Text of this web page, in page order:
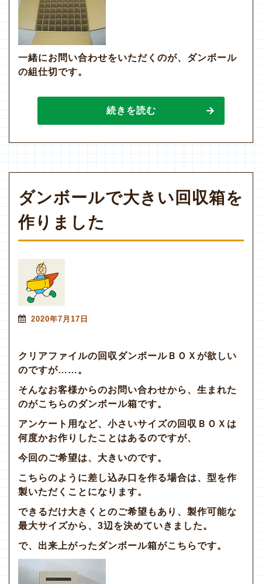
一緒にお問い合わせをいただくのが、ダンボール
の組仕切です。
続きを読む
ダンボールで大きい回収箱を
作りました
2020年7月17日
クリアファイルの回収ダンボールＢＯＸが欲しい
のですが……。
そんなお客様からのお問い合わせから、生まれた
のがこちらのダンボール箱です。
アンケート用など、小さいサイズの回収ＢＯＸは
何度かお作りしたことはあるのですが、
今回のご希望は、大きいのです。
こちらのように差し込み口を作る場合は、型を作
製いただくことになります。
できるだけ大きくとのご希望もあり、製作可能な
最大サイズから、3辺を決めていきました。
で、出来上がったダンボール箱がこちらです。